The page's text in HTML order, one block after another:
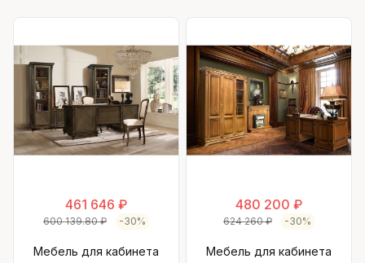
461 646 ₽
600 139.80 ₽ -30%
Мебель для кабинета
480 200 ₽
624 260 ₽ -30%
Мебель для кабинета